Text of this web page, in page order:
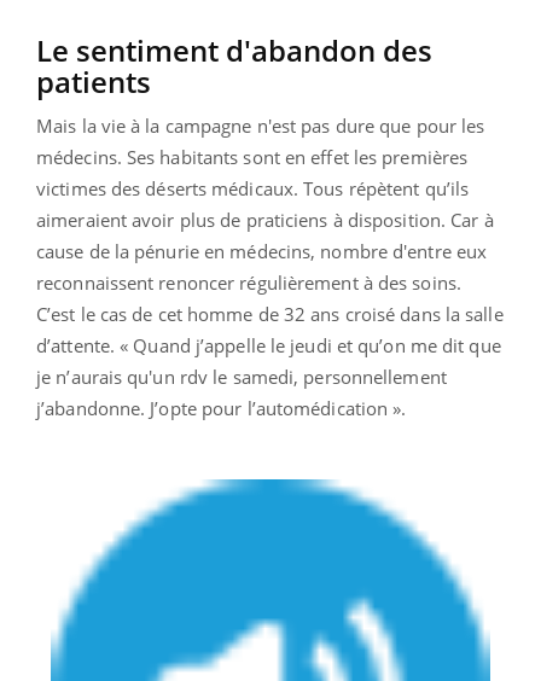
Le sentiment d'abandon des
patients
Mais la vie à la campagne n'est pas dure que pour les
médecins. Ses habitants sont en effet les premières
victimes des déserts médicaux. Tous répètent qu’ils
aimeraient avoir plus de praticiens à disposition. Car à
cause de la pénurie en médecins, nombre d'entre eux
reconnaissent renoncer régulièrement à des soins.
C’est le cas de cet homme de 32 ans croisé dans la salle
d’attente. « Quand j’appelle le jeudi et qu’on me dit que
je n’aurais qu'un rdv le samedi, personnellement
j’abandonne. J’opte pour l’automédication ».